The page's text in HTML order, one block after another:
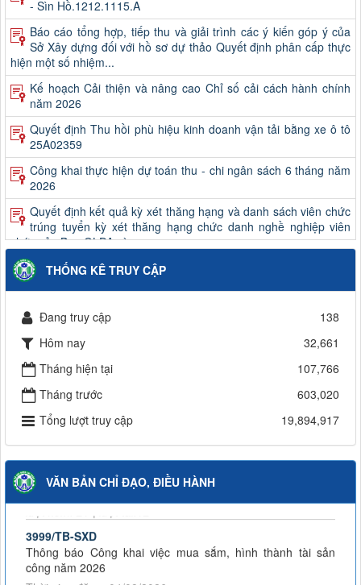
- Sìn Hồ.1212.1115.A
Báo cáo tổng hợp, tiếp thu và giải trình các ý kiến góp ý của
Sở Xây dựng đối với hồ sơ dự thảo Quyết định phân cấp thực
hiện một số nhiệm...
Kế hoạch Cải thiện và nâng cao Chỉ số cải cách hành chính
năm 2026
Quyết định Thu hồi phù hiệu kinh doanh vận tải bằng xe ô tô
25A02359
Công khai thực hiện dự toán thu - chi ngân sách 6 tháng năm
2026
Quyết định kết quả kỳ xét thăng hạng và danh sách viên chức
trúng tuyển kỳ xét thăng hạng chức danh nghề nghiệp viên
chức của Ban QLDA và...
Công khai quyết toán ngân sách năm 2025 (Không bao gồm
chi sự nghiệp giao thông)
trúng tuyển kỳ xét thăng hạng chức danh nghề nghiệp viên
chức của Trung tâm Giám...
Thông báo về việc đơn vị kinh doanh vận tải ngừng khai thác
tuyến vận tải hành khách cố định liên tỉnh
Kế hoạch và Thông báo tuyển dụng viên chức năm 2026
Trung tâm Đăng kiểm và Quản lý bến xe
Thông báo Về việc đơn vị kinh doanh vận tải ngừng khai thác
tuyến vận tải hành khách cố định liên tỉnh
Quyết định thu hồi phù hiệu kinh doanh vận tải bằng xe ô tô
Thông báo cấp giấy phép kinh doanh vận tải, phù hiệu vận tải
tháng 03 năm 2026
Quyết định công khai bổ sung dự toán năm 2026
THỐNG KÊ TRUY CẬP
Đang truy cập
138
Hôm nay
32,661
Tháng hiện tại
107,766
Tháng trước
603,020
Tổng lượt truy cập
19,894,917
VĂN BẢN CHỈ ĐẠO, ĐIỀU HÀNH
59/2026/QĐ-UBND
Quyết định bãi bỏ Quyết định số 43/2025/QĐ-UBND ngày 14
tháng 8 năm 2025 của Ủy ban nhân dân tỉnh Lai Châu quy
định chức năng, nhiệm vụ, quyền hạn và cơ cấu tổ chức của
Sở Xây dựng tỉnh Lai Châu
Thời gian đăng: 04/08/2026
lượt xem: 21 | lượt tải:12
3999/TB-SXD
Thông báo Công khai việc mua sắm, hình thành tài sản
công năm 2026
Thời gian đăng: 04/08/2026